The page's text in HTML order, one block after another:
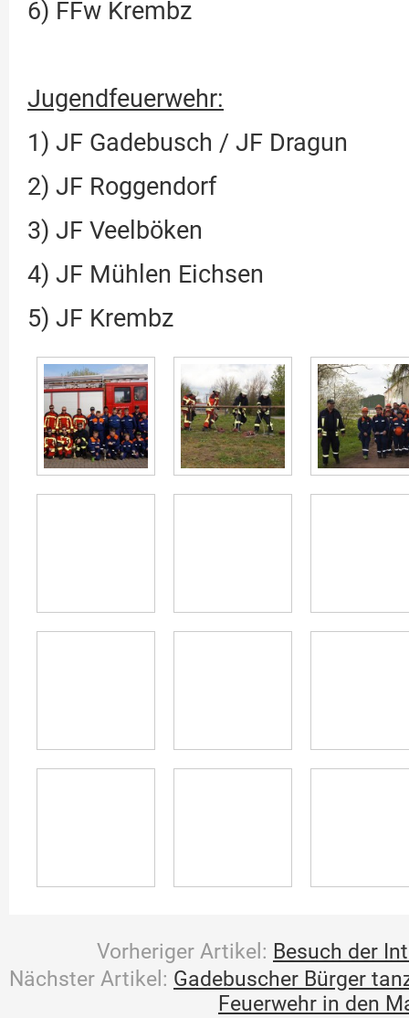
6) FFw Krembz
Jugendfeuerwehr:
1) JF Gadebusch / JF Dragun
2) JF Roggendorf
3) JF Veelböken
4) JF Mühlen Eichsen
5) JF Krembz
Vorheriger Artikel: Besuch der
Nächster Artikel: Gadebuscher Bürger
Feuerwehr in den